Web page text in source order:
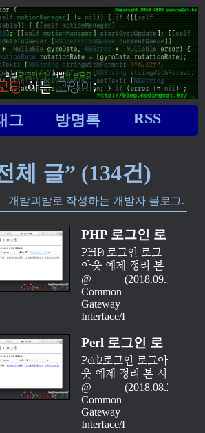
그 방명록 RSS
체 글” (134건)
개발괴발로 작성하는 개발자 블로그.
PHP 로그인 로
그아웃 예제 정
리 (part 01 - 쿠
키를 사용한
예)
PHP 로그인 로그
아웃 예제 정리 본
시리즈에서는 웹
개발을 할 때 자주
사용되는 기능인
로그인/로그아웃
를 정리한다. 아이
디와 암호가 일치
할 경우 이 상태를
쿠키cookie나 세션
session에 기억시
키고, 이후 페이지
접속 시 해당 쿠키
Common
Gateway
Interface/PHP
2018.09.10
Perl 로그인 로
그아웃 예제 정
리 (part 02 - 세
션을 사용한
예) [完]
2
Perl 로그인 로그아
웃 예제 정리 본 시
리즈에서는 웹 개
발을 할 때 자주 사
용되는 기능인 로
그인/로그아웃 기
Common
Gateway
Interface/Perl
2018.08.26